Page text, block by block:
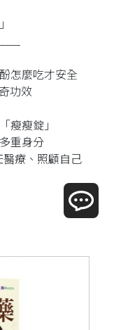
怎麼吃才安全
功效
瘦瘦錠」
重身分
療、照顧自己